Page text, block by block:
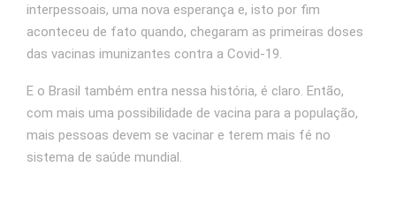
interpessoais, uma nova esperança e, isto por fim
aconteceu de fato quando, chegaram as primeiras doses
das vacinas imunizantes contra a Covid-19.
E o Brasil também entra nessa história, é claro. Então,
com mais uma possibilidade de vacina para a população,
mais pessoas devem se vacinar e terem mais fé no
sistema de saúde mundial.